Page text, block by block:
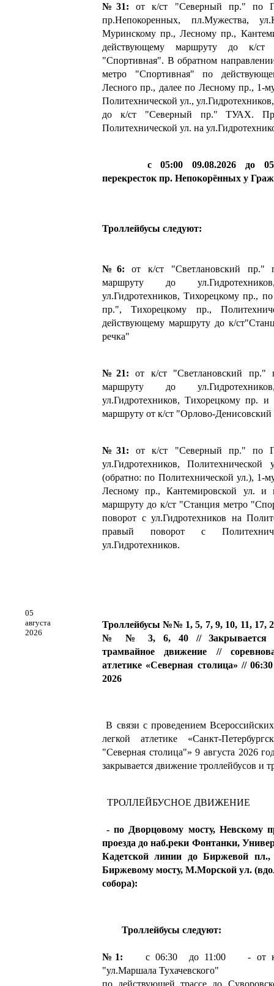
№31: от к/ст "Северный пр." по
пр.Непокоренных, пл.Мужества,
Муринскому пр., Лесному пр.,
действующему маршруту до к/ст
"Спортивная". В обратном
метро "Спортивная" по
Лесного пр., далее по Лесному пр., 1-
Политехнической ул.,
до к/ст "Северный пр." ТУАХ.
Политехнической ул. на
с 05:00 09.08.2026 до
перекресток пр. Непокорённых у
Троллейбусы следуют:
№6: от к/ст "Светлановский пр."
маршруту до
ул.Гидротехников, Тихорецкому пр.,
пр.", Тихорецкому пр.,
действующему маршруту до к/
речка"
№21: от к/ст "Светлановский пр."
маршруту до
ул.Гидротехников, Тихорецкому пр.
маршруту от к/ст "Орлово-
№31: от к/ст "Северный пр." по
ул.Гидротехников, Политехнической
(обратно: по Политехнической ул.), 1-
Лесному пр., Кантемировской ул. и
маршруту до к/ст "Станция метро
поворот с ул.Гидротехников на
правый поворот с
ул.Гидротехников.
05
августа
2026
Троллейбусы №№ 1, 5, 7, 9, 10, 11, 17,
№ № 3, 6, 40 // Закрывается
трамвайное движение //
атлетике «Северная столица» //
2026
В связи с проведением
легкой атлетике «Санкт-
"Северная столица"» 9 августа 2026
закрывается движение троллейбусов и
ТРОЛЛЕЙБУСНОЕ ДВИЖЕНИЕ
- по Дворцовому мосту, Невскому
проезда до наб.реки Фонтанки,
Кадетской линии до Биржевой пл.,
Биржевому мосту, М.Морской ул.
собора):
Троллейбусы следуют:
№1: с 06:30 до 11:00 - от
"ул.Маршала Тухачевского"